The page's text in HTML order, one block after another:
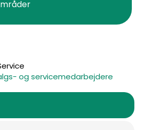
og servicemedarbejdere